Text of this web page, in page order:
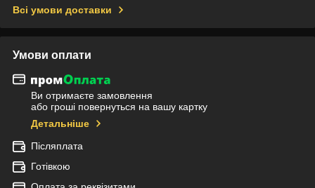
Всі умови доставки
Умови оплати
Ви отримаєте замовлення
або гроші повернуться на вашу картку
Детальніше
Післяплата
Готівкою